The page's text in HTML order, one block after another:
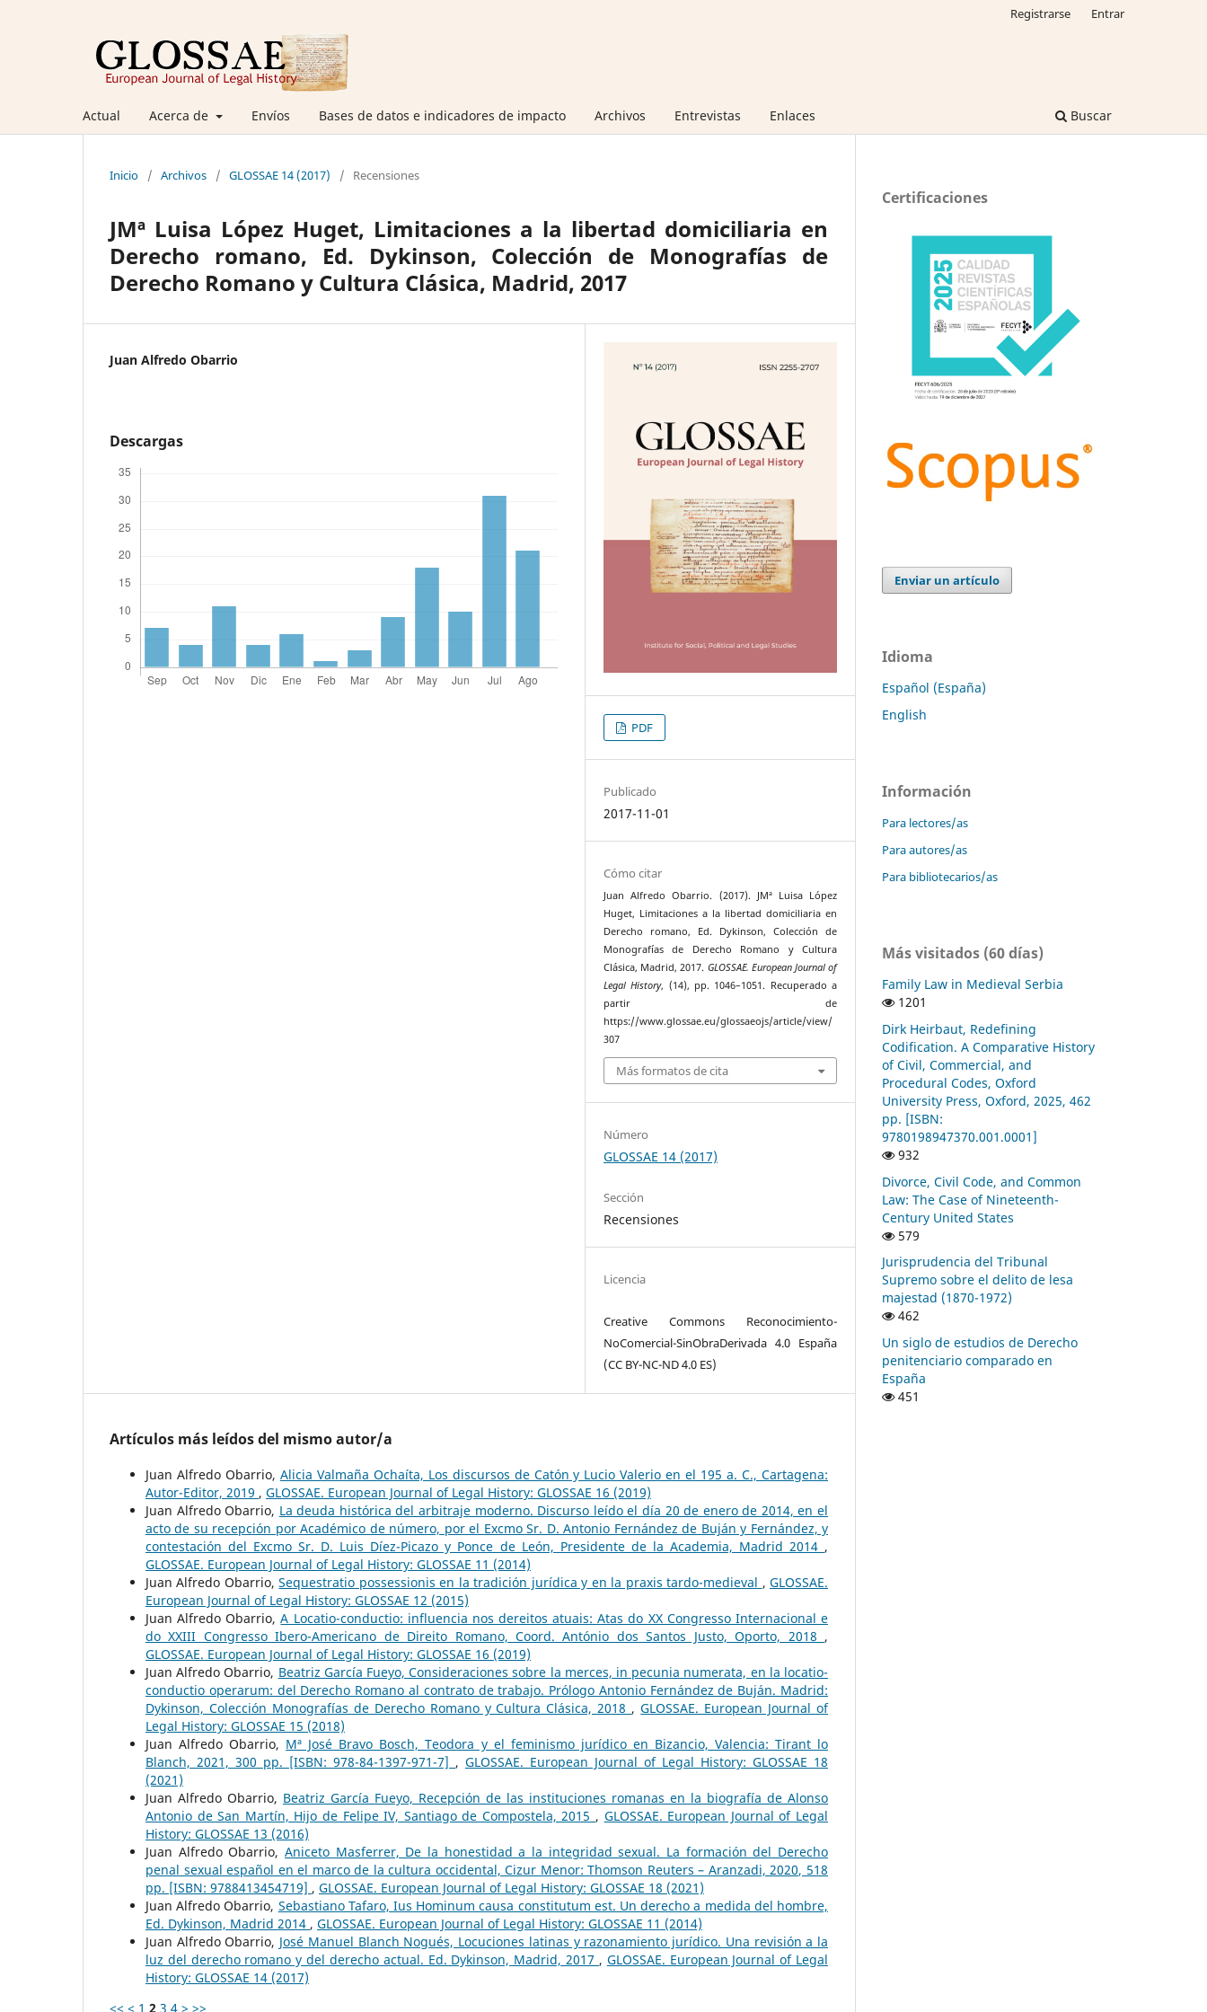
Actual Acerca de Envíos Bases de datos e indicadores de impacto Archivos Entrevistas Enlaces Buscar
Registrarse Entrar
Inicio / Archivos / GLOSSAE 14 (2017) / Recensiones
JMª Luisa López Huget, Limitaciones a la libertad domiciliaria en
Derecho romano, Ed. Dykinson, Colección de Monografías de
Derecho Romano y Cultura Clásica, Madrid, 2017
Juan Alfredo Obarrio
Descargas
PDF
Publicado
2017-11-01
Cómo citar
Juan Alfredo Obarrio. (2017). JMª Luisa López
Huget, Limitaciones a la libertad domiciliaria en
Derecho romano, Ed. Dykinson, Colección de
Monografías de Derecho Romano y Cultura
Clásica, Madrid, 2017. GLOSSAE. European Journal of
Legal History, (14), pp. 1046–1051. Recuperado a
partir de
https://www.glossae.eu/glossaeojs/article/view/
307
Más formatos de cita
Número
GLOSSAE 14 (2017)
Sección
Recensiones
Licencia
Creative Commons Reconocimiento-
NoComercial-SinObraDerivada 4.0 España
(CC BY-NC-ND 4.0 ES)
Artículos más leídos del mismo autor/a
Juan Alfredo Obarrio, Alicia Valmaña Ochaíta, Los discursos de Catón y Lucio Valerio en el 195 a. C., Cartagena:
Autor-Editor, 2019 , GLOSSAE. European Journal of Legal History: GLOSSAE 16 (2019)
Juan Alfredo Obarrio, La deuda histórica del arbitraje moderno. Discurso leído el día 20 de enero de 2014, en el
acto de su recepción por Académico de número, por el Excmo Sr. D. Antonio Fernández de Buján y Fernández, y
contestación del Excmo Sr. D. Luis Díez-Picazo y Ponce de León, Presidente de la Academia, Madrid 2014 ,
GLOSSAE. European Journal of Legal History: GLOSSAE 11 (2014)
Juan Alfredo Obarrio,Sequestratio possessionis en la tradición jurídica y en la praxis tardo-medieval ,GLOSSAE.
European Journal of Legal History: GLOSSAE 12 (2015)
Juan Alfredo Obarrio,A Locatio-conductio: influencia nos dereitos atuais: Atas do XX Congresso Internacional e
do XXIII Congresso Ibero-Americano de Direito Romano, Coord. António dos Santos Justo, Oporto, 2018 ,
GLOSSAE. European Journal of Legal History: GLOSSAE 16 (2019)
Juan Alfredo Obarrio, Beatriz García Fueyo, Consideraciones sobre la merces, in pecunia numerata, en la locatio-
conductio operarum: del Derecho Romano al contrato de trabajo. Prólogo Antonio Fernández de Buján. Madrid:
Dykinson, Colección Monografías de Derecho Romano y Cultura Clásica, 2018 ,GLOSSAE. European Journal of
Legal History: GLOSSAE 15 (2018)
Juan Alfredo Obarrio, Mª José Bravo Bosch, Teodora y el feminismo jurídico en Bizancio, Valencia: Tirant lo
Blanch, 2021, 300 pp. [ISBN: 978-84-1397-971-7] , GLOSSAE. European Journal of Legal History: GLOSSAE 18
(2021)
Juan Alfredo Obarrio, Beatriz García Fueyo, Recepción de las instituciones romanas en la biografía de Alonso
Antonio de San Martín, Hijo de Felipe IV, Santiago de Compostela, 2015 , GLOSSAE. European Journal of Legal
History: GLOSSAE 13 (2016)
Juan Alfredo Obarrio, Aniceto Masferrer, De la honestidad a la integridad sexual. La formación del Derecho
penal sexual español en el marco de la cultura occidental, Cizur Menor: Thomson Reuters – Aranzadi, 2020, 518
pp. [ISBN: 9788413454719] , GLOSSAE. European Journal of Legal History: GLOSSAE 18 (2021)
Juan Alfredo Obarrio, Sebastiano Tafaro, Ius Hominum causa constitutum est. Un derecho a medida del hombre,
Ed. Dykinson, Madrid 2014 , GLOSSAE. European Journal of Legal History: GLOSSAE 11 (2014)
Juan Alfredo Obarrio, José Manuel Blanch Nogués, Locuciones latinas y razonamiento jurídico. Una revisión a la
luz del derecho romano y del derecho actual. Ed. Dykinson, Madrid, 2017 , GLOSSAE. European Journal of Legal
History: GLOSSAE 14 (2017)
<< < 1 2 3 4 > >>
Certificaciones
Enviar un artículo
Idioma
Español (España)
English
Información
Para lectores/as
Para autores/as
Para bibliotecarios/as
Más visitados (60 días)
Family Law in Medieval Serbia
1201
Dirk Heirbaut, Redefining
Codification. A Comparative History
of Civil, Commercial, and
Procedural Codes, Oxford
University Press, Oxford, 2025, 462
pp. [ISBN:
9780198947370.001.0001]
932
Divorce, Civil Code, and Common
Law: The Case of Nineteenth-
Century United States
579
Jurisprudencia del Tribunal
Supremo sobre el delito de lesa
majestad (1870-1972)
462
Un siglo de estudios de Derecho
penitenciario comparado en
España
451